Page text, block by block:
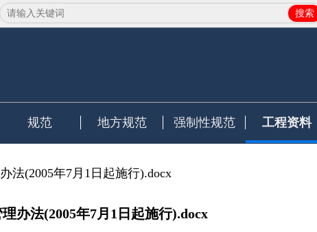
搜索
规范 地方规范 强制性规范 工程资料
法(2005年7月1日起施行).docx
办法(2005年7月1日起施行).docx